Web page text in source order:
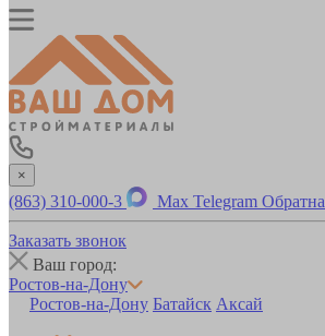
×
(863) 310-000-3 Max Telegram
Заказать звонок
Ваш город:
Ростов-на-Дону
Ростов-на-Дону Батайск Аксай